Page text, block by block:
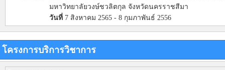
มหาวิทยาลัยวงษ์ชวลิตกุล จังหวัดนครราชสีมา
วันที่ 7 สิงหาคม 2565 - 8 กุมภาพันธ์ 2556
โครงการบริการวิชาการ